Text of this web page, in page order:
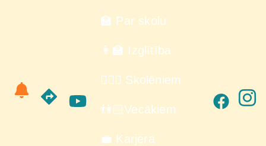
🏫 Par skolu
👩‍🏫 Izglītība
🙋🏻‍♂️ Skolēniem
👫🏻Vecākiem
💼 Karjera